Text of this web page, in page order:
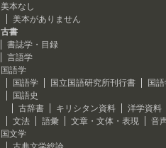
美本なし
美本がありません
古書
書誌学・目録
言語学
国語学
国語学
国立国語研究所刊行書
国
国語史
古辞書
キリシタン資料
洋学資料
文法
語彙 文章・文体・表現
音
国文学